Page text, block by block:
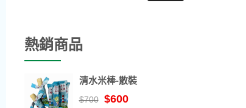
熱銷商品
清水米棒-散裝
$700 $600